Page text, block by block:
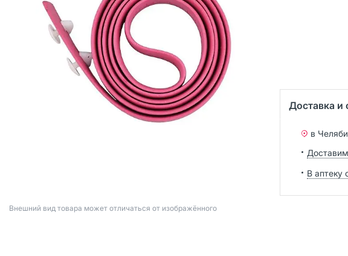
Bнешний вид товара может отличаться от изображённого
Доставка и
в
В аптеку